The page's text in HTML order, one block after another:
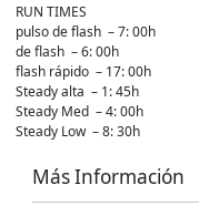
RUN TIMES
pulso de flash – 7: 00h
de flash – 6: 00h
flash rápido – 17: 00h
Steady alta – 1: 45h
Steady Med – 4: 00h
Steady Low – 8: 30h
Más Información